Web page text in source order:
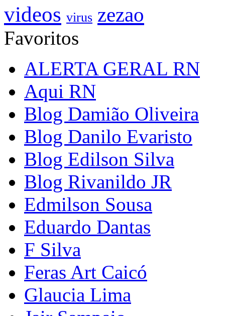
videos virus zezao
Favoritos
ALERTA GERAL RN
Aqui RN
Blog Damião Oliveira
Blog Danilo Evaristo
Blog Edilson Silva
Blog Rivanildo JR
Edmilson Sousa
Eduardo Dantas
F Silva
Feras Art Caicó
Glaucia Lima